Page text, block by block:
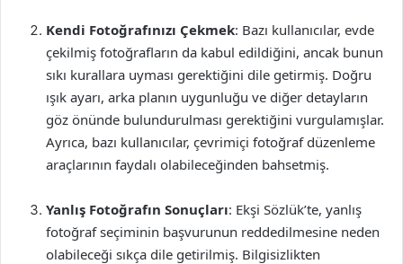
Kendi Fotoğrafınızı Çekmek: Bazı kullanıcılar, evde
çekilmiş fotoğrafların da kabul edildiğini, ancak bunun
sıkı kurallara uyması gerektiğini dile getirmiş. Doğru
ışık ayarı, arka planın uygunluğu ve diğer detayların
göz önünde bulundurulması gerektiğini vurgulamışlar.
Ayrıca, bazı kullanıcılar, çevrimiçi fotoğraf düzenleme
araçlarının faydalı olabileceğinden bahsetmiş.
Yanlış Fotoğrafın Sonuçları: Ekşi Sözlük’te, yanlış
fotoğraf seçiminin başvurunun reddedilmesine neden
olabileceği sıkça dile getirilmiş. Bilgisizlikten